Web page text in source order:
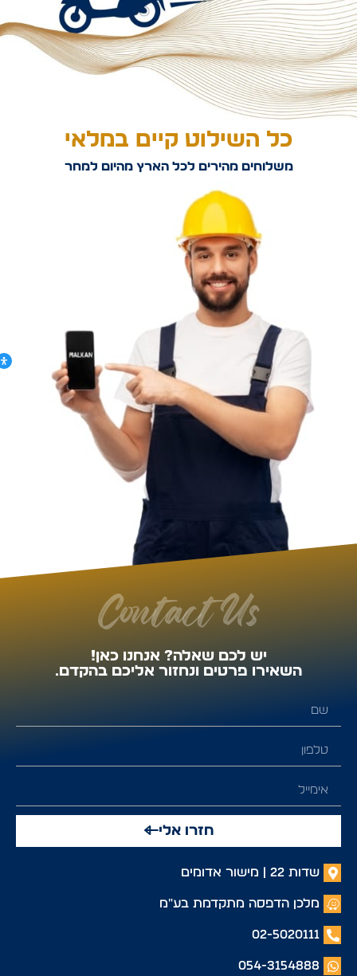
כל השילוט קיים במלאי
משלוחים מהירים לכל הארץ מהיום למחר
Contact Us
יש לכם שאלה? אנחנו כאן!
השאירו פרטים ונחזור אליכם בהקדם.
חזרו אלי
שדות 22 | מישור אדומים
מלכן הדפסה מתקדמת בע"מ
02-5020111
054-3154888